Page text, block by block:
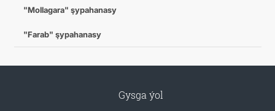
"Mollagara" şypahanasy
"Farab" şypahanasy
Gysga ýol